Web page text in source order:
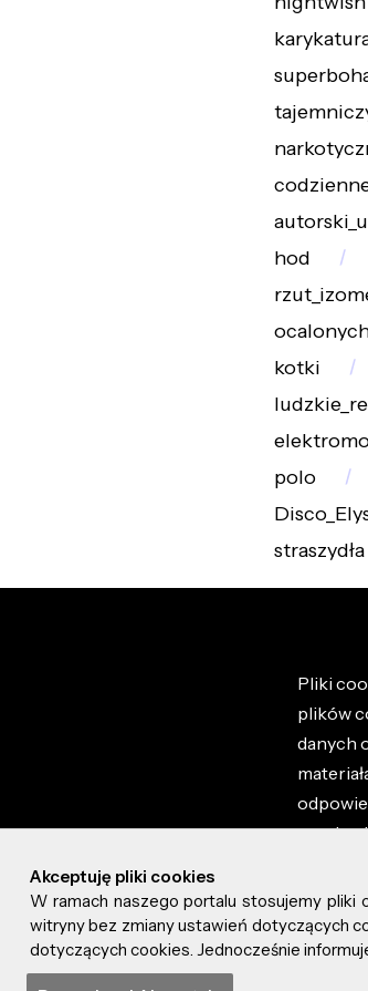
hod
kotki
polo
straszydła
Pliki
plików
danych
© 2026
0.040
Akceptuję pliki cookies
W ramach naszego portalu stosujemy pliki
witryny bez zmiany ustawień dotyczących
dotyczących cookies. Jednocześnie